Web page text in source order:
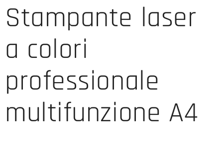
Stampante laser
a colori
professionale
multifunzione A4